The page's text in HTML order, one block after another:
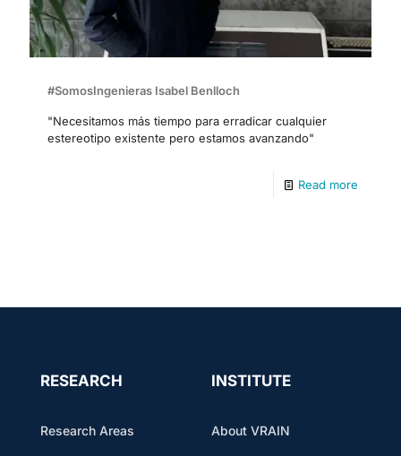
#SomosIngenieras Isabel Benlloch
"Necesitamos más tiempo para erradicar cualquier
estereotipo existente pero estamos avanzando"
Read more
RESEARCH
Research Areas
INSTITUTE
About VRAIN